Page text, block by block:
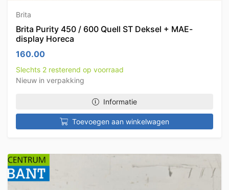
Brita
Brita Purity 450 / 600 Quell ST Deksel + MAE-
display Horeca
160.00
Slechts 2 resterend op voorraad
Nieuw in verpakking
Informatie
Toevoegen aan winkelwagen